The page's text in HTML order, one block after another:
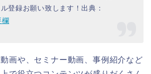
登録お願い致します！出典：
画や、セミナー動画、事例紹介など